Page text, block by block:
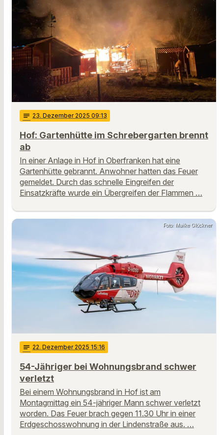
notes 23. Dezember 2025 09:13
Hof: Gartenhütte im Schrebergarten brennt
ab
In einer Anlage in Hof in Oberfranken hat eine
Gartenhütte gebrannt. Anwohner hatten das Feuer
gemeldet. Durch das schnelle Eingreifen der
Einsatzkräfte wurde ein Übergreifen der Flammen …
Foto: Maike Glöckner
notes 22. Dezember 2025 15:16
54-Jähriger bei Wohnungsbrand schwer
verletzt
Bei einem Wohnungsbrand in Hof ist am
Montagmittag ein 54-jähriger Mann schwer verletzt
worden. Das Feuer brach gegen 11.30 Uhr in einer
Erdgeschosswohnung in der Lindenstraße aus. …